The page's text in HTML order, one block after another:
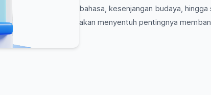
bahasa, kesenjangan budaya,
akan menyentuh pentingnya